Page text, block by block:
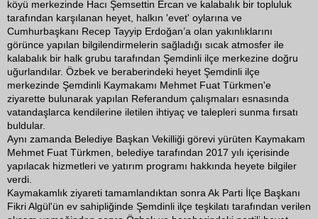
köyü merkezinde Hacı Şemsettin Ercan ve kalabalık bir topluluk
tarafından karşılanan heyet, halkın 'evet' oylarına ve
Cumhurbaşkanı Recep Tayyip Erdoğan’a olan yakınlıklarını
görünce yapılan bilgilendirmelerin sağladığı sıcak atmosfer ile
kalabalık bir halk grubu tarafından Şemdinli ilçe merkezine doğru
uğurlandılar. Özbek ve beraberindeki heyet Şemdinli ilçe
merkezinde Şemdinli Kaymakamı Mehmet Fuat Türkmen'e
ziyarette bulunarak yapılan Referandum çalışmaları esnasında
vatandaşlarca kendilerine iletilen ihtiyaç ve talepleri sunma fırsatı
buldular.
Aynı zamanda Belediye Başkan Vekilliği görevi yürüten Kaymakam
Mehmet Fuat Türkmen, belediye tarafından 2017 yılı içerisinde
yapılacak hizmetleri ve yatırım programı hakkında heyete bilgiler
verdi.
Kaymakamlık ziyareti tamamlandıktan sonra Ak Parti İlçe Başkanı
Fikri Algül'ün ev sahipliğinde Şemdinli ilçe teşkilatı tarafından verilen